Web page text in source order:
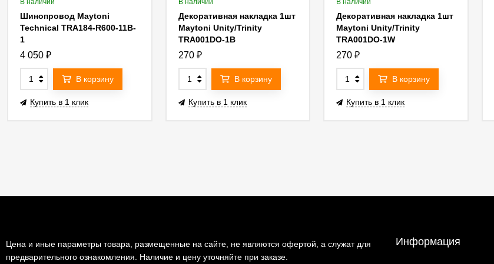
В наличии
Шинопровод Maytoni
Technical TRA184-R600-11B-
1
4 050 ₽
В корзину
Купить в 1 клик
В наличии
Декоративная накладка 1шт
Maytoni Unity/Trinity
TRA001DO-1B
270 ₽
В корзину
Купить в 1 клик
В наличии
Декоративная накладка 1шт
Maytoni Unity/Trinity
TRA001DO-1W
270₽
В корзину
Купить в 1 клик
Цена и иные параметры товара, размещенные на сайте, не являются офертой, а служат для
предварительного ознакомления. Наличие и цену уточняйте при заказе.
Информация